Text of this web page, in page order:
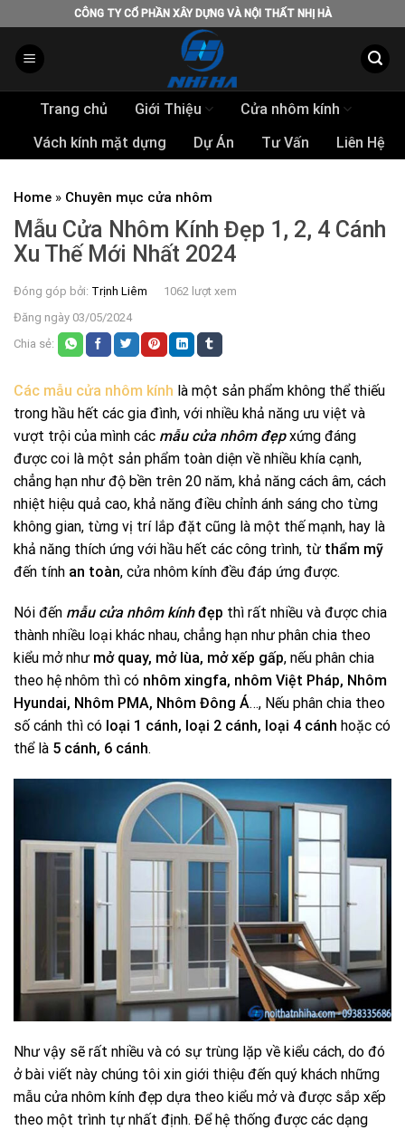
to
content
CÔNG TY CỔ PHẦN XÂY DỰNG VÀ NỘI THẤT NHỊ HÀ
Trang chủ Giới Thiệu
Cửa nhôm kính
Vách kính mặt dựng
Dự Án Tư Vấn Liên Hệ
Home » Chuyên mục cửa nhôm
Mẫu Cửa Nhôm Kính Đẹp 1, 2, 4 Cánh
Xu Thế Mới Nhất 2024
Đóng góp bởi: Trịnh Liêm
1062 lượt xem
Đăng ngày 03/05/2024
Chia sẻ:
Các mẫu cửa nhôm kính là một sản phẩm không thể thiếu
trong hầu hết các gia đình, với nhiều khả năng ưu việt và
vượt trội của mình các mẫu cửa nhôm đẹpxứng đáng
được coi là một sản phẩm toàn diện về nhiều khía cạnh,
chẳng hạn như độ bền trên 20 năm, khả năng cách âm, cách
nhiệt hiệu quả cao, khả năng điều chỉnh ánh sáng cho từng
không gian, từng vị trí lắp đặt cũng là một thế mạnh, hay là
khả năng thích ứng với hầu hết các công trình, từ thẩm mỹ
đến tính an toàn, cửa nhôm kính đều đáp ứng được.
Nói đến mẫu cửa nhôm kínhđẹp thì rất nhiều và được chia
thành nhiều loại khác nhau, chẳng hạn như phân chia theo
kiểu mở như mở quay, mở lùa, mở xếp gấp, nếu phân chia
theo hệ nhôm thì có nhôm xingfa, nhôm Việt Pháp, Nhôm
Hyundai, Nhôm PMA, Nhôm Đông Á…, Nếu phân chia theo
số cánh thì có loại 1 cánh, loại 2 cánh, loại 4 cánh hoặc có
thể là 5 cánh, 6 cánh.
Như vậy sẽ rất nhiều và có sự trùng lặp về kiểu cách, do đó
ở bài viết này chúng tôi xin giới thiệu đến quý khách những
mẫu cửa nhôm kính đẹp dựa theo kiểu mở và được sắp xếp
theo một trình tự nhất định. Để hệ thống được các dạng